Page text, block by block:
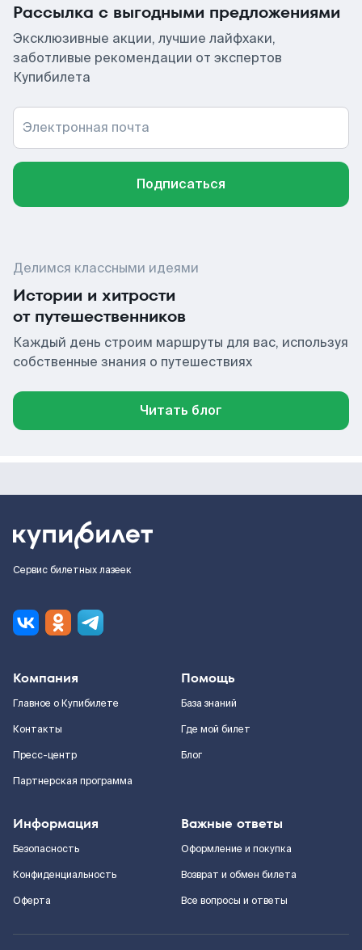
Рассылка с выгодными предложениями
Эксклюзивные акции, лучшие лайфхаки,
заботливые рекомендации от экспертов
Купибилета
Электронная почта
Подписаться
Делимся классными идеями
Истории и хитрости
от путешественников
Каждый день строим маршруты для вас, используя
собственные знания о путешествиях
Читать блог
Сервис билетных лазеек
Компания
Главное о Купибилете
Контакты
Пресс-центр
Партнерская программа
Помощь
База знаний
Где мой билет
Блог
Информация
Безопасность
Конфиденциальность
Оферта
Важные ответы
Оформление и покупка
Возврат и обмен билета
Все вопросы и ответы